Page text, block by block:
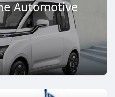
Automotive